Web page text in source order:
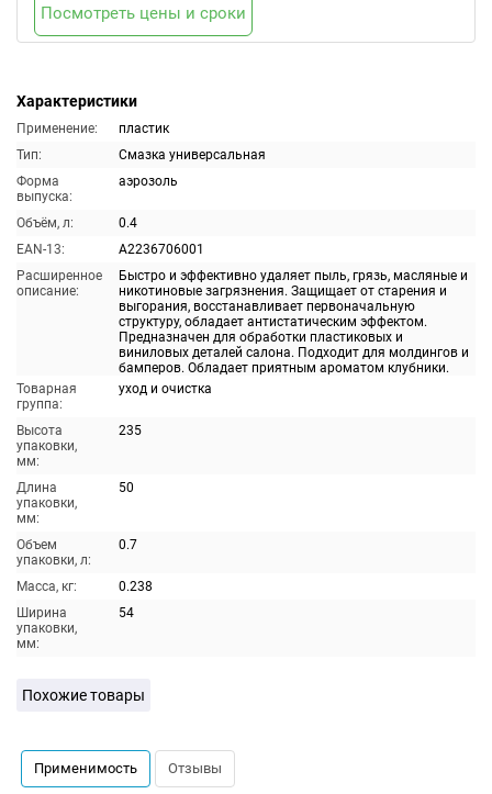
Характеристики
Применение:
пластик
Тип:
Смазка универсальная
Форма
выпуска:
аэрозоль
Объём, л:
0.4
EAN-13:
A2236706001
Расширенное
описание:
Быстро и эффективно удаляет пыль, грязь, масляные и
никотиновые загрязнения. Защищает от старения и
выгорания, восстанавливает первоначальную
структуру, обладает антистатическим эффектом.
Предназначен для обработки пластиковых и
виниловых деталей салона. Подходит для молдингов и
бамперов. Обладает приятным ароматом клубники.
Товарная
группа:
уход и очистка
Высота
упаковки,
мм:
235
Длина
упаковки,
мм:
50
Объем
упаковки, л:
0.7
Масса, кг:
0.238
Ширина
упаковки,
мм:
54
Посмотреть цены и сроки
Похожие товары
Применимость Отзывы